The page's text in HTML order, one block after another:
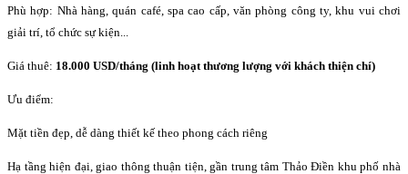
Phù hợp: Nhà hàng, quán café, spa cao cấp, văn phòng công ty, khu vui chơi
giải trí, tổ chức sự kiện...
Giá thuê: 18.000 USD/tháng (linh hoạt thương lượng với khách thiện chí)
Ưu điểm:
Mặt tiền đẹp, dễ dàng thiết kế theo phong cách riêng
Hạ tầng hiện đại, giao thông thuận tiện, gần trung tâm Thảo Điền khu phố nhà